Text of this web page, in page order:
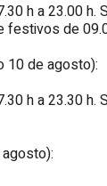
h a 23.00 h.
festivos de
10 de agosto):
h a 23.30 h.